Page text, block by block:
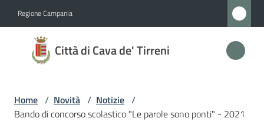
Regione Campania
Città di Cava de' Tirreni
Città
di
de'
Tirreni
Home / Novità / Notizie /
Bando di concorso scolastico "Le parole sono ponti" - 2021